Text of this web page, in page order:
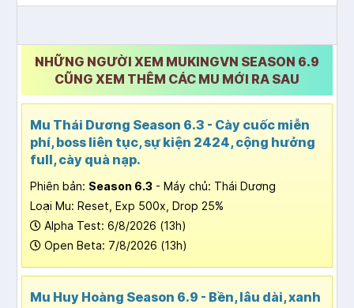
NHỮNG NGƯỜI XEM MUKINGVN SEASON 6.9
CŨNG XEM THÊM CÁC MU MỚI RA SAU
Mu Thái Dương Season 6.3 - Cày cuốc miễn
phí, boss liên tục, sự kiện 2424, cộng hưởng
full, cày quà nạp.
Phiên bản: Season 6.3 - Máy chủ: Thái Dương
Loại Mu: Reset, Exp 500x, Drop 25%
Alpha Test: 6/8/2026 (13h)
Open Beta: 7/8/2026 (13h)
Mu Huy Hoàng Season 6.9 - Bền, lâu dài, xanh